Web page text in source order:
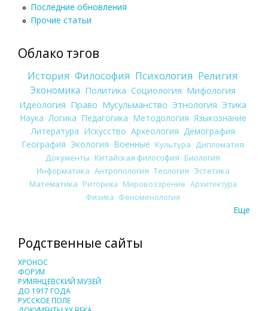
Последние обновления
Прочие статьи
Облако тэгов
История Философия Психология Религия
Экономика Политика Социология Мифология
Идеология Право Мусульманство Этнология Этика
Наука Логика Педагогика Методология Языкознание
Литература Искусство Археология Демография
География Экология Военные Культура
Дипломатия
Документы Китайская философия Биология
Информатика Антропология Теология Эстетика
Математика Риторика Мировоззрение Архитектура
Физика Феноменология
Еще
Родственные сайты
ХРОНОС
ФОРУМ
РУМЯНЦЕВСКИЙ МУЗЕЙ
ДО 1917 ГОДА
РУССКОЕ ПОЛЕ